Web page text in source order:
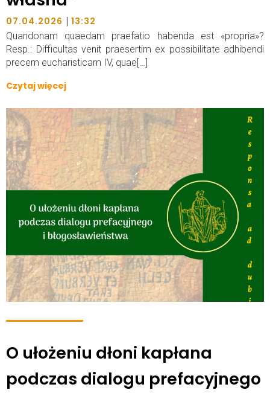
07.04.2026 | 13:32
Quandonam quaedam praefatio habenda est «propria»?
Resp.: Difficultas venit praesertim ex possibilitate adhibendi
precem eucharisticam IV, quae[…]
Czytaj więcej
O ułożeniu dłoni kapłana
podczas dialogu prefacyjnego